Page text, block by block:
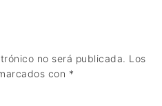
no será publicada. Los
con *